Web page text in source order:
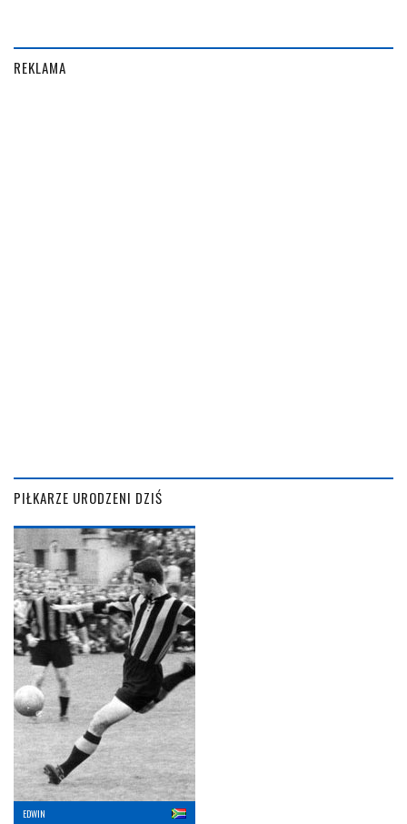
REKLAMA
PIŁKARZE URODZENI DZIŚ
EDWIN